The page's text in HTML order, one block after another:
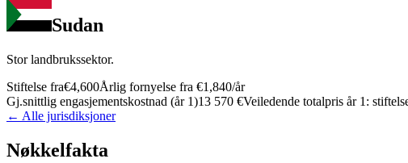
Sudan
Stor landbrukssektor.
Stiftelse fra€4,600Årlig fornyelse fra €1,840/år
Gj.snittlig engasjementskostnad (år 1)13 570 €Veiledende totalpris år 1:
← Alle jurisdiksjoner
Nøkkelfakta